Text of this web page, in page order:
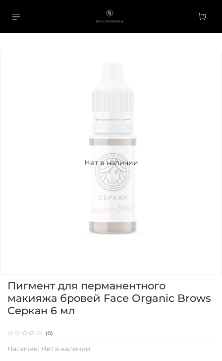
Нет в наличии
(0)
Наличие: Нет в наличии
Пигмент для перманентного
макияжа бровей Face Organic Brows
Серкан 6 мл